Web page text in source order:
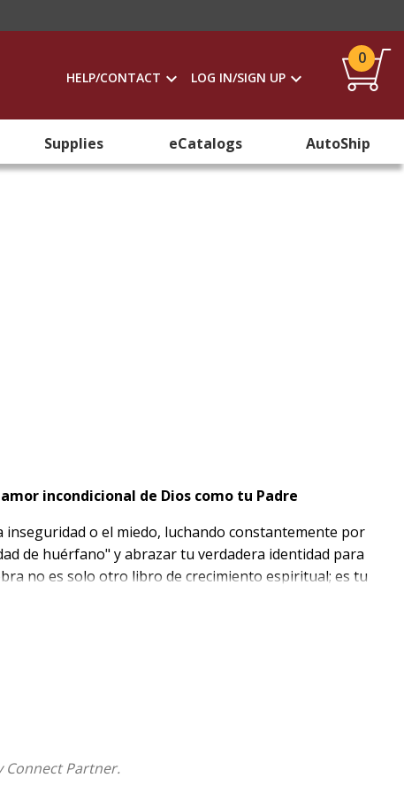
HELP/CONTACT LOG IN/SIGN UP
0
Supplies eCatalogs AutoShip
incondicional de Dios como tu Padre
inseguridad o el miedo, luchando constantemente por
de huérfano" y abrazar tu verdadera identidad para
no es solo otro libro de crecimiento espiritual; es tu
del amor incondicional de tu Padre celestial.
el Pastor Edwin--reconocido líder y comunicador--te
profunda. Usando vivencias reales,
a identificar y soltar ese equipaje emocional que
Connect Partner.